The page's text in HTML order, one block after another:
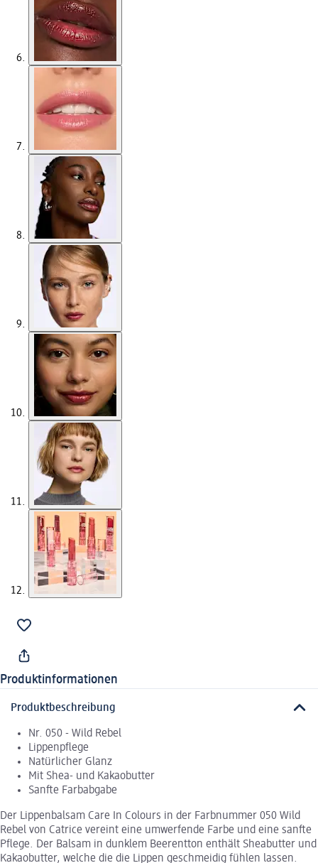
Produktinformationen
Produktbeschreibung
Nr. 050 - Wild Rebel
Lippenpflege
Natürlicher Glanz
Mit Shea- und Kakaobutter
Sanfte Farbabgabe
Der Lippenbalsam Care In Colours in der Farbnummer 050 Wild
Rebel von Catrice vereint eine umwerfende Farbe und eine sanfte
Pflege. Der Balsam in dunklem Beerentton enthält Sheabutter und
Kakaobutter, welche die die Lippen geschmeidig fühlen lassen.